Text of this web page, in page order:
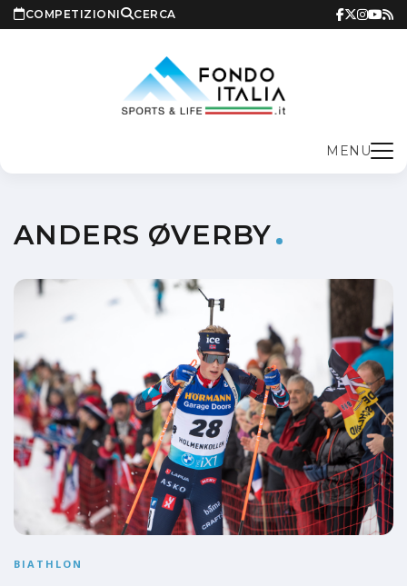
COMPETIZIONI CERCA
MENU
ANDERS ØVERBY
BIATHLON